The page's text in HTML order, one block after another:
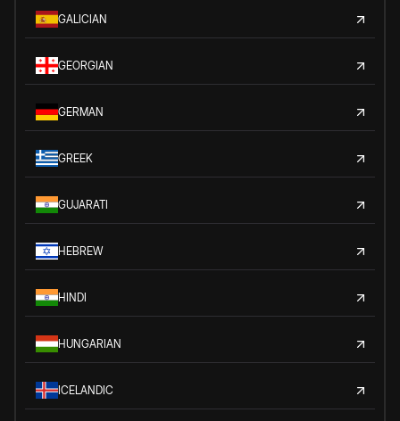
GALICIAN
GEORGIAN
GERMAN
GREEK
GUJARATI
HEBREW
HINDI
HUNGARIAN
ICELANDIC